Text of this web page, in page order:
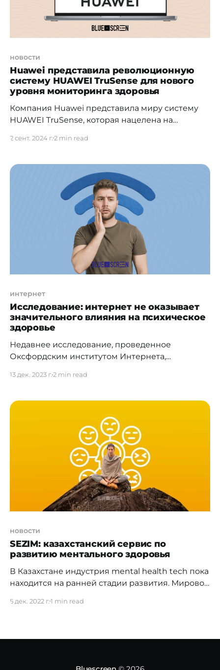
новости
Huawei представила революционную
систему HUAWEI TruSense для нового
уровня мониторинга здоровья
Компания Huawei представила миру систему
HUAWEI TruSense, которая нацелена на
пользователей через простое и понятное
представляет собой новый этап в грамотном
подходе к мониторингу состояния организма и
спортивных показателей. Huawei вышла на
рынок носимых устройств 11 лет назад. С тех пор
2 сент. 2024 г.2 min read
интернет
Исследование: интернет не оказывает
значительного влияния на психическое
здоровье
Недавнее исследование, проведенное
Оксфордским институтом Интернета,
двух миллионов человек с 2005 по 2022 год в
оказывает такого глубокого психологического
вреда, как могло бы предполагаться. «Мы
тщательно искали убедительные
свидетельства, связывающие технологии и
благополучие, но не обнаружили их», – отметил,
один из авторов
13 дек. 2023 г.2 min read
новости
SEZIM: казахстанский сервис по
развитию ментального здоровья
В Казахстане индустрия mental health tech пока
находится на ранней стадии развития. Мировой
вкладывают средства в стартапы в области
Astana Hub. Приложением уже
более 500 сессий. Что такое
5 дек. 2022 г.1 min read